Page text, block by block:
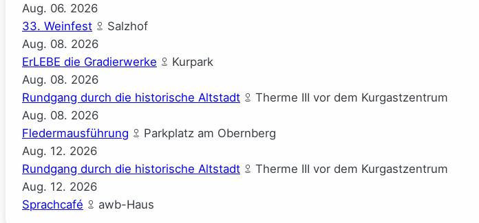
Aug. 06. 2026
33. Weinfest
Salzhof
Aug. 08. 2026
ErLEBE die Gradierwerke
Kurpark
Aug. 08. 2026
Rundgang durch die historische Altstadt
Therme III vor dem Kurgastzentrum
Aug. 08. 2026
Fledermausführung
Parkplatz am Obernberg
Aug. 12. 2026
Rundgang durch die historische Altstadt
Therme III vor dem Kurgastzentrum
Aug. 12. 2026
Sprachcafé
awb-Haus